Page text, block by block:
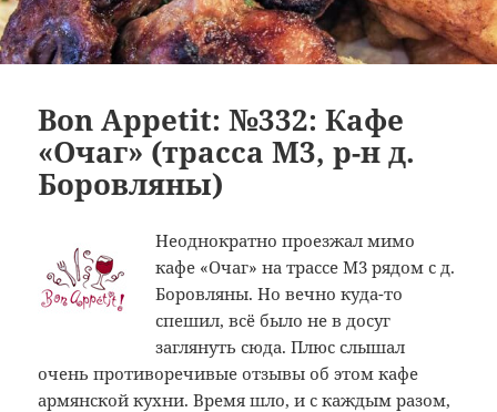
Bon Appetit: №332: Кафе
«Очаг» (трасса M3, р-н д.
Боровляны)
Неоднократно проезжал мимо
кафе «Очаг» на трассе M3 рядом с д.
Боровляны. Но вечно куда-то
спешил, всё было не в досуг
заглянуть сюда. Плюс слышал
очень противоречивые отзывы об этом кафе
армянской кухни. Время шло, и с каждым разом,